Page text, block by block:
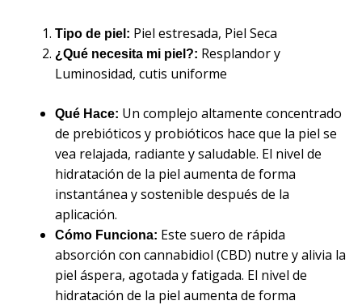
Tipo de piel: Piel estresada, Piel Seca
¿Qué necesita mi piel?: Resplandor y
Luminosidad, cutis uniforme
Qué Hace: Un complejo altamente concentrado
de prebióticos y probióticos hace que la piel se
vea relajada, radiante y saludable. El nivel de
hidratación de la piel aumenta de forma
instantánea y sostenible después de la
aplicación.
Cómo Funciona: Este suero de rápida
absorción con cannabidiol (CBD) nutre y alivia la
piel áspera, agotada y fatigada. El nivel de
hidratación de la piel aumenta de forma